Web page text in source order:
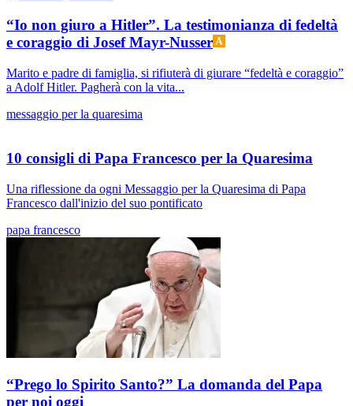
“Io non giuro a Hitler”. La testimonianza di fedeltà
e coraggio di Josef Mayr-Nusser
Marito e padre di famiglia, si rifiuterà di giurare “fedeltà e coraggio”
a Adolf Hitler. Pagherà con la vita...
messaggio per la quaresima
10 consigli di Papa Francesco per la Quaresima
Una riflessione da ogni Messaggio per la Quaresima di Papa
Francesco dall'inizio del suo pontificato
papa francesco
“Prego lo Spirito Santo?” La domanda del Papa
per noi oggi